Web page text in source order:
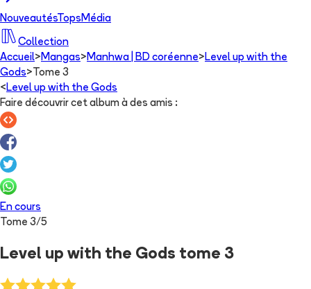
NouveautésTops Média
Collection
Accueil> Mangas> Manhwa | BD coréenne> Level up with the
Gods> Tome 3
< Level up with the Gods
Faire découvrir cet album à des amis :
En cours
Tome 3/5
Level up with the Gods tome 3